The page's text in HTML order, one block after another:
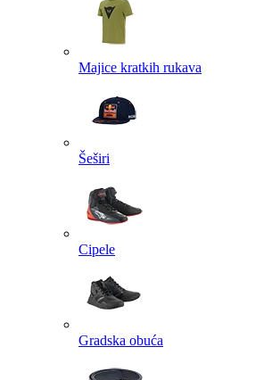
Majice kratkih rukava
Šeširi
Cipele
Gradska obuća